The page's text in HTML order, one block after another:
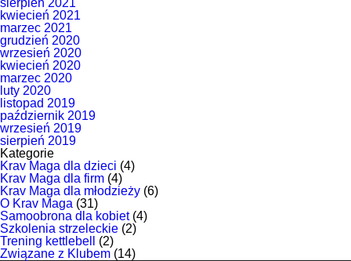
sierpień 2021
kwiecień 2021
marzec 2021
grudzień 2020
wrzesień 2020
kwiecień 2020
marzec 2020
luty 2020
listopad 2019
październik 2019
wrzesień 2019
sierpień 2019
Kategorie
Krav Maga dla dzieci (4)
Krav Maga dla firm (4)
Krav Maga dla młodzieży (6)
O Krav Maga (31)
Samoobrona dla kobiet(4)
Szkolenia strzeleckie (2)
Trening kettlebell
(2)
Związane z Klubem (14)